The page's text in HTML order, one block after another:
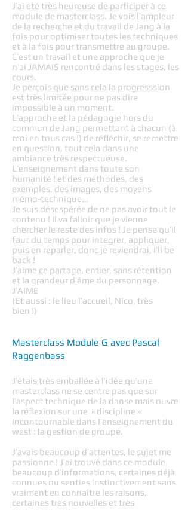
J’ai été très heureuse de participer à ce
module de masterclass. Je vois l’ampleur
de la recherche et du travail de Jang à la
fois pour optimiser toutes les techniques
et à la fois pour transmettre au groupe.
C’est un travail et une approche que je
n’ai JAMAIS rencontré dans les stages, les
cours.
Je perçois que sans cela la progresssion
est très limitée pour ne pas dire
impossible à un moment.
L’approche et la pédagogie hors du
commun de Jang permettant à chacun (à
moi en tous cas !) de réfléchir, se remettre
en question, tout cela dans une
ambiance très respectueuse.
L’enseignement dans toute son
humanité ! et des méthodes, des
exemples, des images, des moyens
mémo-technique…
Je suis désespérée de ne pas avoir tout le
contenu ! Il va falloir que je vienne
chercher le reste des infos ! Je pense qu’il
faut du temps pour intégrer, appliquer,
puis en reparler, donc je reviendrai, I’ll be
back !
J’aime ce partage, entier, sans rétention
et la grandeur d’âme du personnage.
J’AIME
(Et aussi : le lieu l’accueil, Nico, très
bien !)
Masterclass Module G avec Pascal
Raggenbass
J’étais très emballée à l’idée qu’une
masterclass ne se centre pas que sur
l’aspect technique de la danse mais ouvre
la réflexion sur une « discipline »
incontournable dans l’enseignement du
west : la gestion de groupe.
J’avais beaucoup d’attentes, le sujet me
passionne ! J’ai trouvé dans ce module
beaucoup d’informations, certaines déjà
connues ou senties instinctivement sans
vraiment en connaître les raisons,
certaines très nouvelles et très